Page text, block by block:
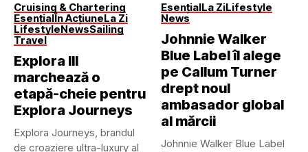
Cruising & Chartering
EsențialÎn AcțiuneLa Zi
LifestyleNewsSailing
Travel
Explora III
marchează o
etapă-cheie pentru
Explora Journeys
Explora Journeys, brandul
de croaziere ultra-luxury al
EsențialLa ZiLifestyle
News
Johnnie Walker
Blue Label îl alege
pe Callum Turner
drept noul
ambasador global
al mărcii
Johnnie Walker Blue Label